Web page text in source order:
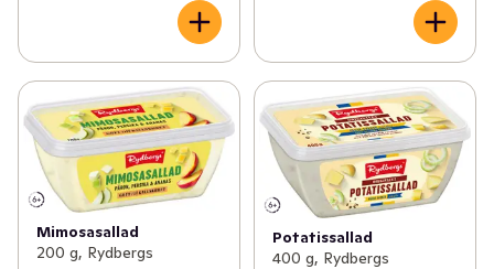
Mimosasallad
200 g, Rydbergs
Potatissallad
400 g, Rydbergs